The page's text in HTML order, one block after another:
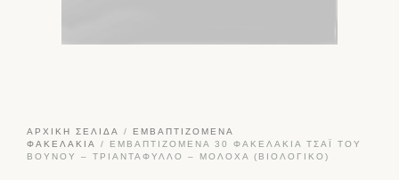
ΑΡΧΙΚΉ ΣΕΛΊΔΑ / ΕΜΒΑΠΤΙΖΌΜΕΝΑ
ΦΑΚΕΛΆΚΙΑ
/ ΕΜΒΑΠΤΙΖΌΜΕΝΑ 30 ΦΑΚΕΛΆΚΙΑ ΤΣΆΙ ΤΟΥ
ΒΟΥΝΟΎ – ΤΡΙΑΝΤΆΦΥΛΛΟ – ΜΟΛΌΧΑ (ΒΙΟΛΟΓΙΚΌ)